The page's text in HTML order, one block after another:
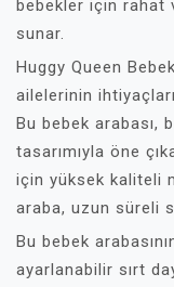
bebekler için rahat
sunar.
Huggy Queen
ailelerinin
Bu bebek arabası,
tasarımıyla öne
için yüksek kaliteli
araba, uzun süreli
Bu bebek
ayarlanabilir sırt